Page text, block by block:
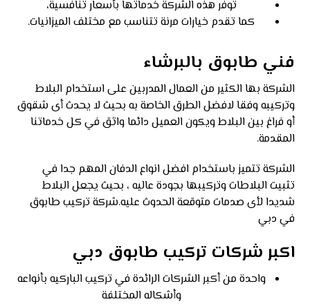
توفر هذه الشركة خدماتها بأسعار تنافسية،
كما تقدم خيارات مرنة تتناسب مع مختلف الميزانيات.
فني طابوق بالبرشاء
الشركة بها الكثير من العمال المدربين على استخدام البلاط
وتركيبه وفقا لافضل الطرق الخاصة به بحيث لا يحدث أى شقوق
أو فراغ بين البلاط ويكون العميل دائما واثق في كل خدماتنا
المقدمة.
الشركة تتميز باستخدام افضل انواع الدفان المهم جدا في
تثبيت البلاطات وتركيبها بجودة عاليه ، بحيث يجعل البلاط
شديدا لأى صدمات متوقعة الحدوث عليه.شركة تركيب طابوق
في دبي
اكبر شركات تركيب طابوق دبي
واحدة من أكبر الشركات الرائدة في تركيب الباركيه بأنواعه
وأشكاله المختلفة